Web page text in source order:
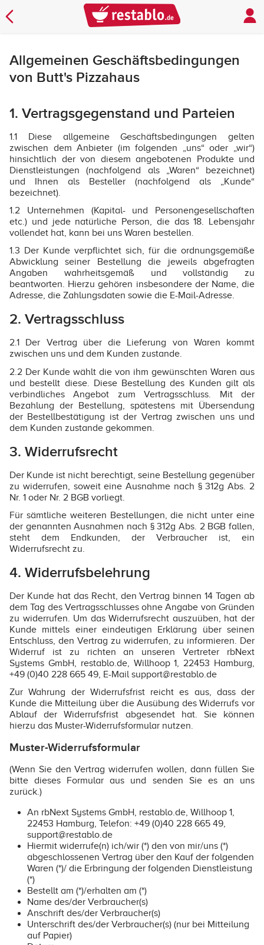
Allgemeinen Geschäftsbedingungen
von Butt's Pizzahaus
1. Vertragsgegenstand und Parteien
1.1 Diese allgemeine Geschäftsbedingungen gelten
zwischen dem Anbieter (im folgenden „uns“ oder „wir“)
hinsichtlich der von diesem angebotenen Produkte und
Dienstleistungen (nachfolgend als „Waren“ bezeichnet)
und Ihnen als Besteller (nachfolgend als „Kunde“
bezeichnet).
1.2 Unternehmen (Kapital- und Personengesellschaften
etc.) und jede natürliche Person, die das 18. Lebensjahr
vollendet hat, kann bei uns Waren bestellen.
1.3 Der Kunde verpflichtet sich, für die ordnungsgemäße
Abwicklung seiner Bestellung die jeweils abgefragten
Angaben wahrheitsgemäß und vollständig zu
beantworten. Hierzu gehören insbesondere der Name, die
Adresse, die Zahlungsdaten sowie die E-Mail-Adresse.
2. Vertragsschluss
2.1 Der Vertrag über die Lieferung von Waren kommt
zwischen uns und dem Kunden zustande.
2.2 Der Kunde wählt die von ihm gewünschten Waren aus
und bestellt diese. Diese Bestellung des Kunden gilt als
verbindliches Angebot zum Vertragsschluss. Mit der
Bezahlung der Bestellung, spätestens mit Übersendung
der Bestellbestätigung ist der Vertrag zwischen uns und
dem Kunden zustande gekommen.
3. Widerrufsrecht
Der Kunde ist nicht berechtigt, seine Bestellung gegenüber
zu widerrufen, soweit eine Ausnahme nach § 312g Abs. 2
Nr. 1 oder Nr. 2 BGB vorliegt.
Für sämtliche weiteren Bestellungen, die nicht unter eine
der genannten Ausnahmen nach § 312g Abs. 2 BGB fallen,
steht dem Endkunden, der Verbraucher ist, ein
Widerrufsrecht zu.
4. Widerrufsbelehrung
Der Kunde hat das Recht, den Vertrag binnen 14 Tagen ab
dem Tag des Vertragsschlusses ohne Angabe von Gründen
zu widerrufen. Um das Widerrufsrecht auszuüben, hat der
Kunde mittels einer eindeutigen Erklärung über seinen
Entschluss, den Vertrag zu widerrufen, zu informieren. Der
Widerruf ist zu richten an unseren Vertreter rbNext
Systems GmbH, restablo.de, Willhoop 1, 22453 Hamburg,
+49 (0)40 228 665 49, E-Mail support@restablo.de
Zur Wahrung der Widerrufsfrist reicht es aus, dass der
Kunde die Mitteilung über die Ausübung des Widerrufs vor
Ablauf der Widerrufsfrist abgesendet hat. Sie können
hierzu das Muster-Widerrufsformular nutzen.
Muster-Widerrufsformular
(Wenn Sie den Vertrag widerrufen wollen, dann füllen Sie
bitte dieses Formular aus und senden Sie es an uns
zurück.)
An rbNext Systems GmbH, restablo.de, Willhoop 1,
22453 Hamburg, Telefon: +49 (0)40 228 665 49,
support@restablo.de
Hiermit widerrufe(n) ich/wir (*) den von mir/uns (*)
abgeschlossenen Vertrag über den Kauf der folgenden
Waren (*)/ die Erbringung der folgenden Dienstleistung
(*)
Bestellt am (*)/erhalten am (*)
Name des/der Verbraucher(s)
Anschrift des/der Verbraucher(s)
Unterschrift des/der Verbraucher(s) (nur bei Mitteilung
auf Papier)